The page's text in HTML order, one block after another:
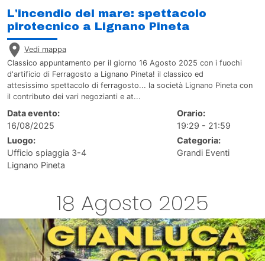
L'incendio del mare: spettacolo
pirotecnico a Lignano Pineta
Vedi mappa
Classico appuntamento per il giorno 16 Agosto 2025 con i fuochi
d'artificio di Ferragosto a Lignano Pineta! il classico ed
attesissimo spettacolo di ferragosto... la società Lignano Pineta con
il contributo dei vari negozianti e at...
Data evento:
16/08/2025
Orario:
19:29 - 21:59
Luogo:
Ufficio spiaggia 3-4
Lignano Pineta
Categoria:
Grandi Eventi
18 Agosto 2025